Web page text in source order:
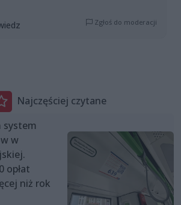
Zgłoś do moderacji
Najczęściej czytane
system
w
opłat
niż rok